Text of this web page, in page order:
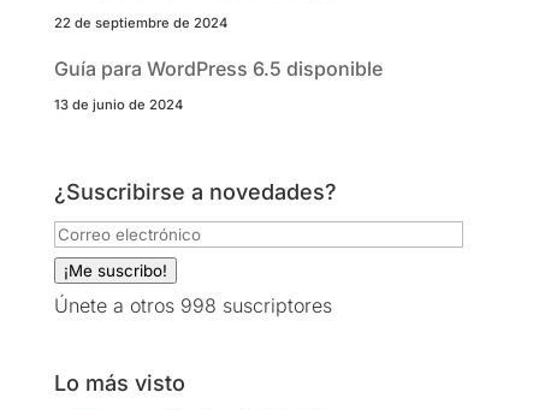
22 de septiembre de 2024
Guía para WordPress 6.5 disponible
13 de junio de 2024
¿Suscribirse a novedades?
Correo
electrónico
¡Me suscribo!
Únete a otros 998 suscriptores
Lo más visto